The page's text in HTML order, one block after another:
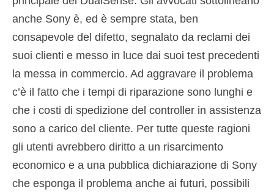
anche Sony è, ed è sempre stata, ben
consapevole del difetto, segnalato da reclami dei
suoi clienti e messo in luce dai suoi test precedenti
la messa in commercio. Ad aggravare il problema
c’è il fatto che i tempi di riparazione sono lunghi e
che i costi di spedizione del controller in assistenza
sono a carico del cliente. Per tutte queste ragioni
gli utenti avrebbero diritto a un risarcimento
economico e a una pubblica dichiarazione di Sony
che esponga il problema anche ai futuri, possibili